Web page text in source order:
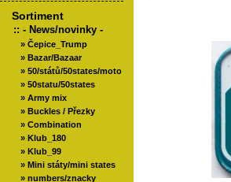
Sortiment
:: - News/novinky -
» Čepice_Trump
» Bazar/Bazaar
» 50/států/50states/moto
» 50statu/50states
» Army mix
» Buckles / Přezky
» Combination
» Klub_180
» Klub_99
» Mini státy/mini states
» numbers/znacky